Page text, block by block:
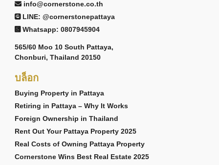
info@cornerstone.co.th
LINE: @cornerstonepattaya
Whatsapp: 0807945904
565/60 Moo 10 South Pattaya,
Chonburi, Thailand 20150
บล็อก
Buying Property in Pattaya
Retiring in Pattaya – Why It Works
Foreign Ownership in Thailand
Rent Out Your Pattaya Property 2025
Real Costs of Owning Pattaya Property
Cornerstone Wins Best Real Estate 2025